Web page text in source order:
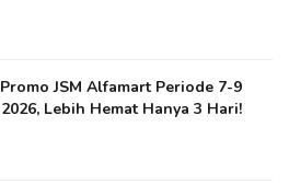
JSM Alfamart Periode 7-9
Lebih Hemat Hanya 3 Hari!